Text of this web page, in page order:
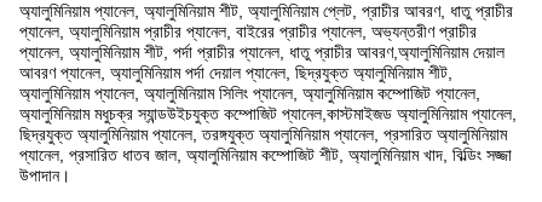
অ্যালুমিনিয়াম প্যানেল, অ্যালুমিনিয়াম শীট, অ্যালুমিনিয়াম প্লেট, প্রাচীর আবরণ, ধাতু প্রাচীর
প্যানেল, অ্যালুমিনিয়াম প্রাচীর প্যানেল, বাইরের প্রাচীর প্যানেল, অভ্যন্তরীণ প্রাচীর
প্যানেল, অ্যালুমিনিয়াম শীট, পর্দা প্রাচীর প্যানেল, ধাতু প্রাচীর আবরণ,অ্যালুমিনিয়াম দেয়াল
আবরণ প্যানেল, অ্যালুমিনিয়াম পর্দা দেয়াল প্যানেল, ছিদ্রযুক্ত অ্যালুমিনিয়াম শীট,
অ্যালুমিনিয়াম প্যানেল, অ্যালুমিনিয়াম সিলিং প্যানেল, অ্যালুমিনিয়াম কম্পোজিট প্যানেল,
অ্যালুমিনিয়াম মধুচক্র স্যান্ডউইচযুক্ত কম্পোজিট প্যানেল,কাস্টমাইজড অ্যালুমিনিয়াম প্যানেল,
ছিদ্রযুক্ত অ্যালুমিনিয়াম প্যানেল, তরঙ্গযুক্ত অ্যালুমিনিয়াম প্যানেল, প্রসারিত অ্যালুমিনিয়াম
প্যানেল, প্রসারিত ধাতব জাল, অ্যালুমিনিয়াম কম্পোজিট শীট, অ্যালুমিনিয়াম খাদ, বিল্ডিং সজ্জা
উপাদান।